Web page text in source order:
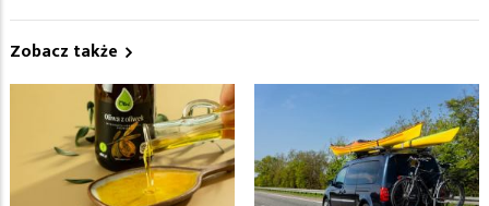
Zobacz także